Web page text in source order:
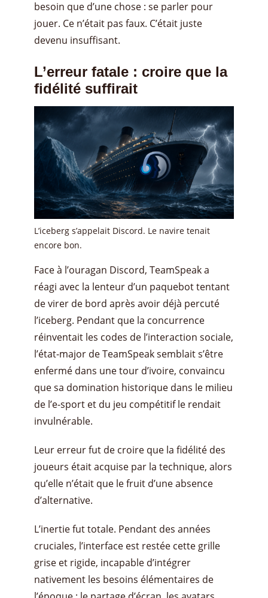
besoin que d’une chose : se parler pour
jouer. Ce n’était pas faux. C’était juste
devenu insuffisant.
L’erreur fatale : croire que la
fidélité suffirait
L’iceberg s’appelait Discord. Le navire tenait
encore bon.
Face à l’ouragan Discord, TeamSpeak a
réagi avec la lenteur d’un paquebot tentant
de virer de bord après avoir déjà percuté
l’iceberg. Pendant que la concurrence
réinventait les codes de l’interaction sociale,
l’état-major de TeamSpeak semblait s’être
enfermé dans une tour d’ivoire, convaincu
que sa domination historique dans le milieu
de l’e-sport et du jeu compétitif le rendait
invulnérable.
Leur erreur fut de croire que la fidélité des
joueurs était acquise par la technique, alors
qu’elle n’était que le fruit d’une absence
d’alternative.
L’inertie fut totale. Pendant des années
cruciales, l’interface est restée cette grille
grise et rigide, incapable d’intégrer
nativement les besoins élémentaires de